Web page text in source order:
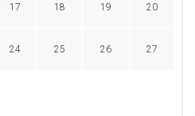
17 18 19 20
24 25 26 27